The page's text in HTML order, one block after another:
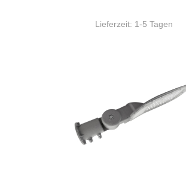
Lieferzeit: 1-5 Tagen